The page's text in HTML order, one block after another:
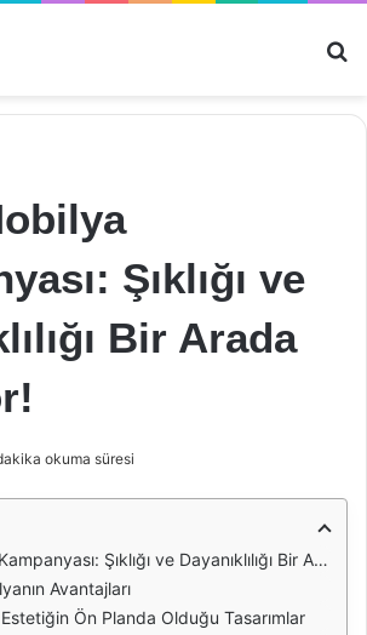
Şıklığı ve
Bir Arada
okuma süresi
Şıklığı ve Dayanıklılığı Bir Arada Sunuyor!
Avantajları
Estetiğin Ön Planda Olduğu Tasarımlar